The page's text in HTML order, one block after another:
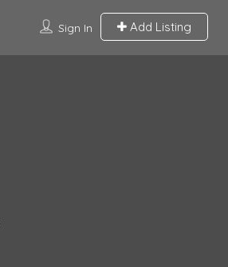
Sign In Add Listing